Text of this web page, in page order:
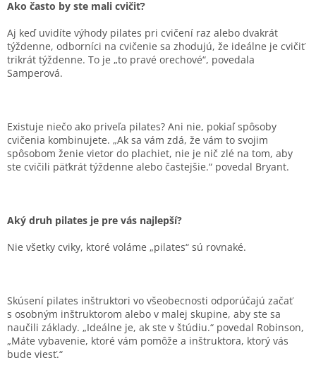
Ako často by ste mali cvičiť?
Aj keď uvidíte výhody pilates pri cvičení raz alebo dvakrát
týždenne, odborníci na cvičenie sa zhodujú, že ideálne je cvičiť
trikrát týždenne. To je „to pravé orechové“, povedala
Samperová.
Existuje niečo ako priveľa pilates? Ani nie, pokiaľ spôsoby
cvičenia kombinujete. „Ak sa vám zdá, že vám to svojim
spôsobom ženie vietor do plachiet, nie je nič zlé na tom, aby
ste cvičili päťkrát týždenne alebo častejšie.“ povedal Bryant.
Aký druh pilates je pre vás najlepší?
Nie všetky cviky, ktoré voláme „pilates“ sú rovnaké.
Skúsení pilates inštruktori vo všeobecnosti odporúčajú začať
s osobným inštruktorom alebo v malej skupine, aby ste sa
naučili základy. „Ideálne je, ak ste v štúdiu.“ povedal Robinson,
„Máte vybavenie, ktoré vám pomôže a inštruktora, ktorý vás
bude viesť.“